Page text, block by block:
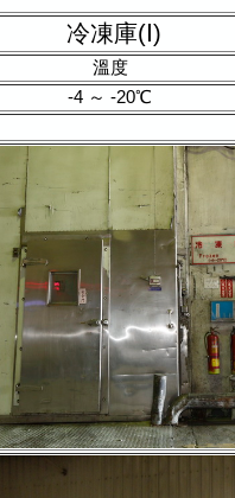
冷凍庫(Ⅰ)
溫度
-4 ～ -20℃